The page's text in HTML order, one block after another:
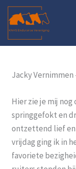
Ga
naar
inhoud
Jacky
Hier zie je mij
springgefokt en
ontzettend lief en
vrijdag ging ik in
favoriete